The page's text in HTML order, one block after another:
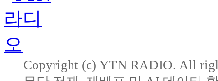
Copyright (c) YTN RADIO. All